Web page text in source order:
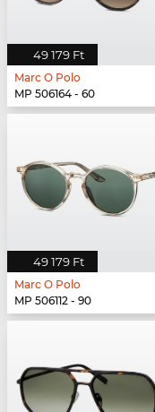
49 179 Ft
Marc O Polo
MP 506164 - 60
49 179 Ft
Marc O Polo
MP 506112 - 90